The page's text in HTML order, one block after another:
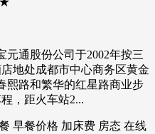
通股份公司于2002年按三
地处成都市中心商务区黄金
熙路和繁华的红星路商业步
，距火车站2...
餐价格 加床费 房态 在线